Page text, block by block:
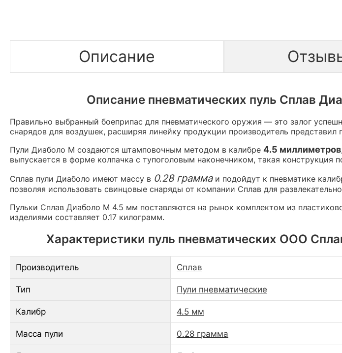
Описание
Описание пневматических пуль Сплав
Правильно выбранный боеприпас для пневматического оружия — это залог
снарядов для воздушек, расширяя линейку продукции производитель
Пули Диаболо М создаются штамповочным методом в калибре 4.5 миллиметров
выпускается в форме колпачка с тупоголовым наконечником, такая конструкция
Сплав пули Диаболо имеют массу в 0.28 граммаи подойдут к пневматике
позволяя использовать свинцовые снаряды от компании Сплав для
Пульки Сплав Диаболо М 4.5 мм поставляются на рынок комплектом из
изделиями составляет 0.17 килограмм.
Характеристики пуль пневматических ООО
Производитель Сплав
Тип Пули пневматические
Калибр 4.5 мм
Масса пули 0.28 грамма